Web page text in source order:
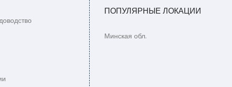
ПОПУЛЯРНЫЕ ЛОКАЦИИ
Минская обл.